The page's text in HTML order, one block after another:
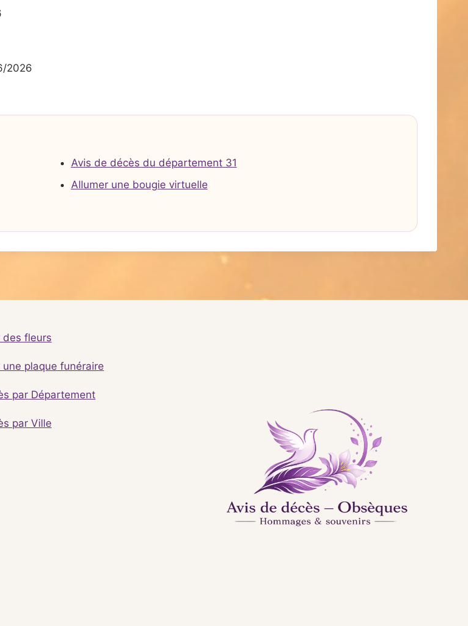
2026
Avis de décès du département 31
Allumer une bougie virtuelle
des fleurs
une plaque funéraire
par Département
par Ville